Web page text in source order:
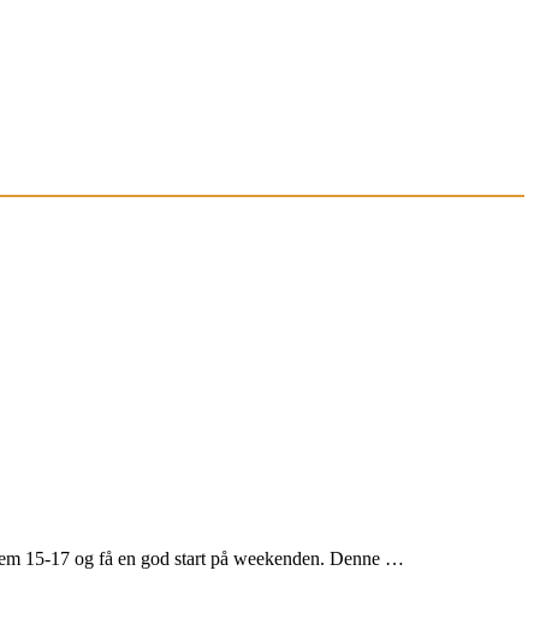
15-17 og få en god start på weekenden. Denne …